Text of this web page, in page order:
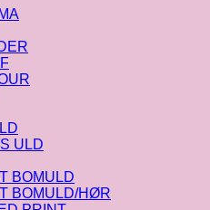
ULD
BOMULD
BOMULD/HØR